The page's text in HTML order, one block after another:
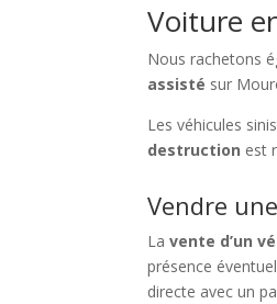
Voiture
Nous rachetons
assisté sur
Les véhicules
destruction est
Vendre
Lavente d’un
présence
directe avec un